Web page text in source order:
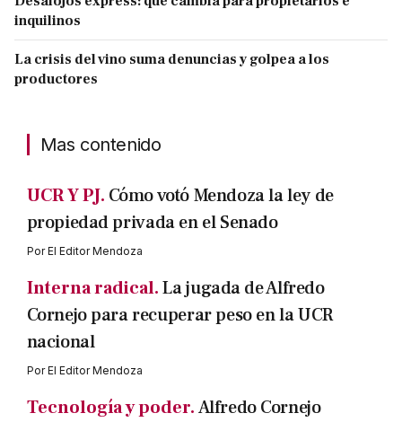
inquilinos
La crisis del vino suma denuncias y golpea a los
productores
Mas contenido
UCR Y PJ. Cómo votó Mendoza la ley de
propiedad privada en el Senado
PorEl Editor Mendoza
Interna radical.La jugada de Alfredo
Cornejo para recuperar peso en la UCR
nacional
PorEl Editor Mendoza
Tecnología y poder.Alfredo Cornejo